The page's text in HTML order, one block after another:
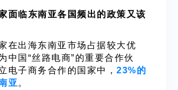
面临东南亚各国频出的政策又该
在出海东南亚市场占据较大优
中国“丝路电商”的重要合作伙
电子商务合作的国家中， 23%的
亚 。